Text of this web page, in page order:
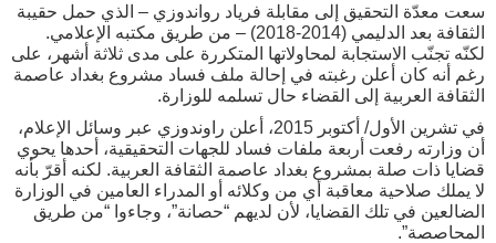
سعت معدّة التحقيق إلى مقابلة فرياد رواندوزي – الذي حمل حقيبة
الثقافة بعد الدليمي (2014-2018) – من طريق مكتبه الإعلامي.
لكنّه تجنّب الاستجابة لمحاولاتها المتكررة على مدى ثلاثة أشهر، على
رغم أنه كان أعلن رغبته في إحالة ملف فساد مشروع بغداد عاصمة
الثقافة العربية إلى القضاء حال تسلمه للوزارة.
في تشرين الأول/ أكتوبر 2015، أعلن راوندوزي عبر وسائل الإعلام،
أن وزارته رفعت أربعة ملفات فساد للجهات التحقيقية، أحدها يحوي
قضايا ذات صلة بمشروع بغداد عاصمة الثقافة العربية. لكنه أقرّ بأنه
لا يملك صلاحية معاقبة أي من وكلائه أو المدراء العامين في الوزارة
الضالعين في تلك القضايا، لأن لديهم “حصانة”، وجاءوا “من طريق
المحاصصة”.